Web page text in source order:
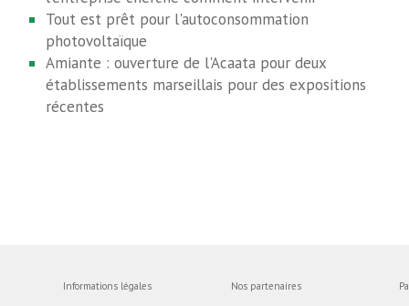
Tout est prêt pour l'autoconsommation
photovoltaïque
Amiante : ouverture de l'Acaata pour deux
établissements marseillais pour des expositions
récentes
Informations légales Nos partenaires